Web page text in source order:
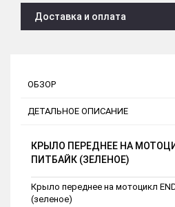
Доставка и оплата
ОБЗОР
ДЕТАЛЬНОЕ ОПИСАНИЕ
КРЫЛО ПЕРЕДНЕЕ НА
ПИТБАЙК (ЗЕЛЕНОЕ)
Крыло переднее на мотоцикл
(зеленое)